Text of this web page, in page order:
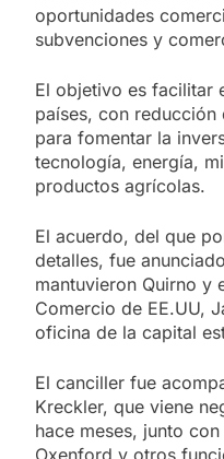
oportunidades
subvenciones y
El objetivo es facilitar
países, con reducción
para fomentar la
tecnología, energía,
productos agrícolas.
El acuerdo, del que
detalles, fue
mantuvieron Quirno y
Comercio de EE.UU,
oficina de la capital
El canciller fue
Kreckler, que viene
hace meses, junto
Oxenford y otros